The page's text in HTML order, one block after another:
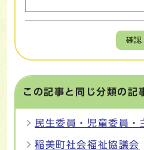
確認
この記事と同じ分類の記
民生委員・児童委員・
稲美町社会福祉協議会